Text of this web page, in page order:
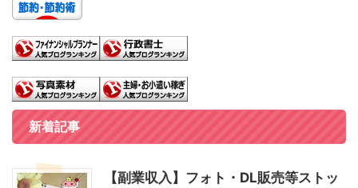
新着記事
【副業収入】フォト・DL販売等ストッ